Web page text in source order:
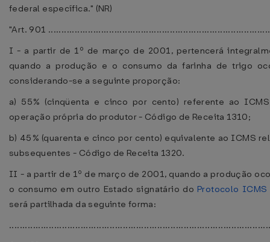
federal específica." (NR)
"Art. 901
I - a partir de 1º de março de 2001, pertencerá
quando a produção e o consumo da farinha de trigo
considerando-se a seguinte proporção:
a) 55% (cinqüenta e cinco por cento) referente ao
operação própria do produtor - Código de Receita 1310;
b) 45% (quarenta e cinco por cento) equivalente ao ICMS
subsequentes - Código de Receita 1320.
II - a partir de 1º de março de 2001, quando a produção
o consumo em outro Estado signatário do Protocolo
será partilhada da seguinte forma: